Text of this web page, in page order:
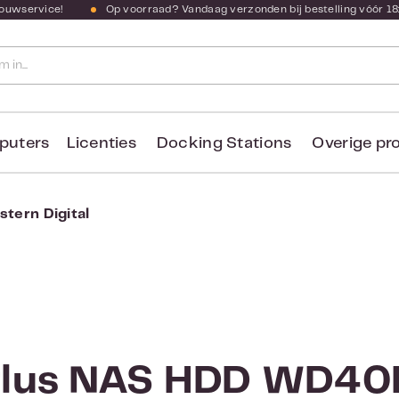
Op voorraad? Vandaag verzonden bij bestelling vóór
Licenties Docking Stations Overige
Digital
NAS HDD